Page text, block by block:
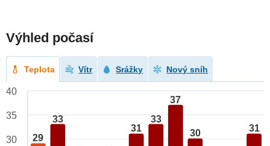
Výhled počasí
Teplota Vítr Srážky Nový sníh
29
33
31
33
37
30 31
40
35
30